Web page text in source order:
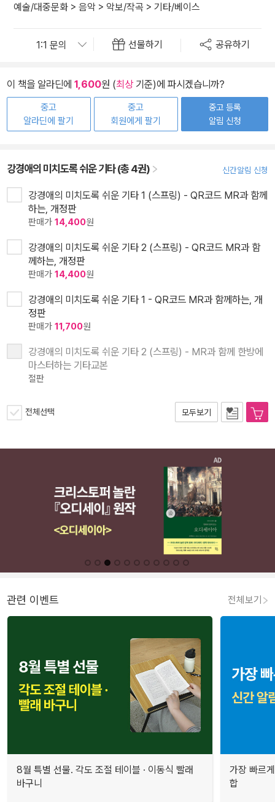
예술/대중문화 > 음악 > 악보/작곡 > 기타/베이스
선물하기 공유하기
이 책을 알라딘에 1,600원 (최상기준)에 파시겠습니까?
중고
알라딘에 팔기
중고
회원에게 팔기
중고 등록
알림 신청
강경애의 미치도록 쉬운 기타 (총 4권) 신간알림 신청
강경애의 미치도록 쉬운 기타 1 (스프링) - QR코드 MR과 함께
하는, 개정판
판매가 14,400원
강경애의 미치도록 쉬운 기타 2 (스프링) - QR코드 MR과 함
께하는, 개정판
판매가 14,400원
강경애의 미치도록 쉬운 기타 1 - QR코드 MR과 함께하는, 개
정판
판매가 11,700원
강경애의 미치도록 쉬운 기타 2 (스프링) - MR과 함께 한방에
마스터하는 기타교본
절판
전체선택 모두보기
관련 이벤트 전체보기
8월 특별 선물. 각도 조절 테이블 · 이동식 빨래
바구니
가장 빠르
합